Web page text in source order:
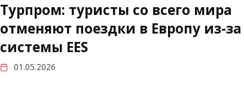
Турпром: туристы со всего мира
отменяют поездки в Европу из-за
системы EES
01.05.2026